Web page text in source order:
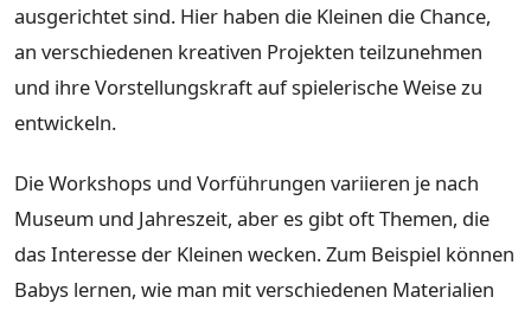
ausgerichtet sind. Hier haben die Kleinen die Chance,
an verschiedenen kreativen Projekten teilzunehmen
und ihre Vorstellungskraft auf spielerische Weise zu
entwickeln.
Die Workshops und Vorführungen variieren je nach
Museum und Jahreszeit, aber es gibt oft Themen, die
das Interesse der Kleinen wecken. Zum Beispiel können
Babys lernen, wie man mit verschiedenen Materialien